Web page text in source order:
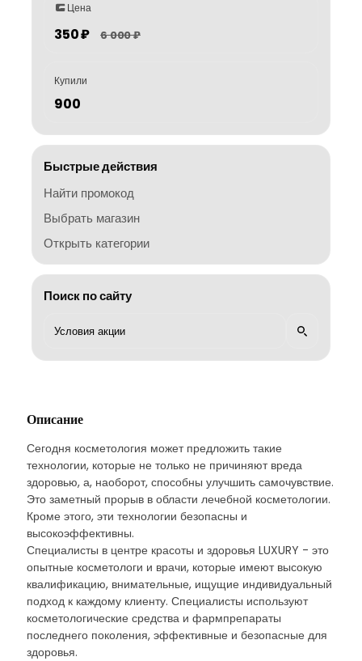
Цена
350 ₽ 6 000 ₽
Купили
900
Быстрые действия
Найти промокод
Выбрать магазин
Открыть категории
Поиск по сайту
Описание
Сегодня косметология может предложить такие
технологии, которые не только не причиняют вреда
здоровью, а, наоборот, способны улучшить самочувствие.
Это заметный прорыв в области лечебной косметологии.
Кроме этого, эти технологии безопасны и
высокоэффективны.
Специалисты в центре красоты и здоровья LUXURY - это
опытные косметологи и врачи, которые имеют высокую
квалификацию, внимательные, ищущие индивидуальный
подход к каждому клиенту. Специалисты используют
косметологические средства и фармпрепараты
последнего поколения, эффективные и безопасные для
здоровья.